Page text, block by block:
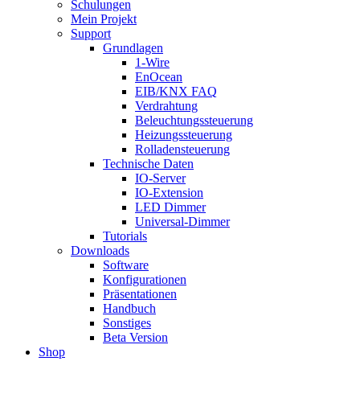
Schulungen
Mein Projekt
Support
Grundlagen
1-Wire
EnOcean
EIB/KNX FAQ
Verdrahtung
Beleuchtungssteuerung
Heizungssteuerung
Rolladensteuerung
Technische Daten
IO-Server
IO-Extension
LED Dimmer
Universal-Dimmer
Tutorials
Downloads
Software
Konfigurationen
Präsentationen
Handbuch
Sonstiges
Beta Version
Shop